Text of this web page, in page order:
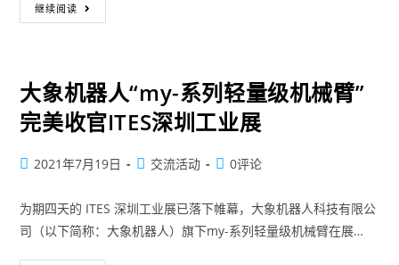
继续阅读
大象机器人“my-系列轻量级机械臂”
完美收官ITES深圳工业展
2021年7月19日 交流活动 0评论
为期四天的 ITES 深圳工业展已落下帷幕，大象机器人科技有限公
司（以下简称：大象机器人）旗下my-系列轻量级机械臂在展…